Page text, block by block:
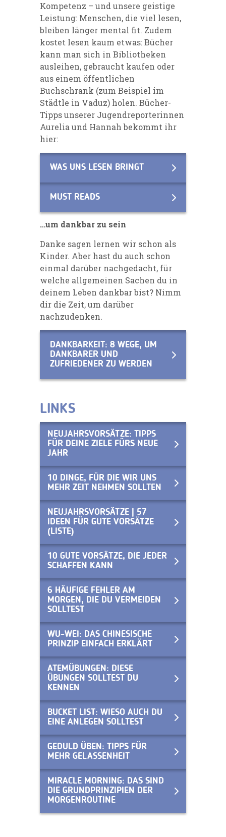
Kompetenz – und unsere geistige
Leistung: Menschen, die viel lesen,
bleiben länger mental fit. Zudem
kostet lesen kaum etwas: Bücher
kann man sich in Bibliotheken
ausleihen, gebraucht kaufen oder
aus einem öffentlichen
Buchschrank (zum Beispiel im
Städtle in Vaduz) holen. Bücher-
Tipps unserer Jugendreporterinnen
Aurelia und Hannah bekommt ihr
hier:
WAS UNS LESEN BRINGT
MUST READS
…um dankbar zu sein
Danke sagen lernen wir schon als
Kinder. Aber hast du auch schon
einmal darüber nachgedacht, für
welche allgemeinen Sachen du in
deinem Leben dankbar bist? Nimm
dir die Zeit, um darüber
nachzudenken.
DANKBARKEIT: 8 WEGE, UM
DANKBARER UND
ZUFRIEDENER ZU WERDEN
LINKS
NEUJAHRSVORSÄTZE: TIPPS
FÜR DEINE ZIELE FÜRS NEUE
JAHR
10 DINGE, FÜR DIE WIR UNS
MEHR ZEIT NEHMEN SOLLTEN
NEUJAHRSVORSÄTZE | 57
IDEEN FÜR GUTE VORSÄTZE
(LISTE)
10 GUTE VORSÄTZE, DIE JEDER
SCHAFFEN KANN
6 HÄUFIGE FEHLER AM
MORGEN, DIE DU VERMEIDEN
SOLLTEST
WU-WEI: DAS CHINESISCHE
PRINZIP EINFACH ERKLÄRT
ATEMÜBUNGEN: DIESE
ÜBUNGEN SOLLTEST DU
KENNEN
BUCKET LIST: WIESO AUCH DU
EINE ANLEGEN SOLLTEST
GEDULD ÜBEN: TIPPS FÜR
MEHR GELASSENHEIT
MIRACLE MORNING: DAS SIND
DIE GRUNDPRINZIPIEN DER
MORGENROUTINE